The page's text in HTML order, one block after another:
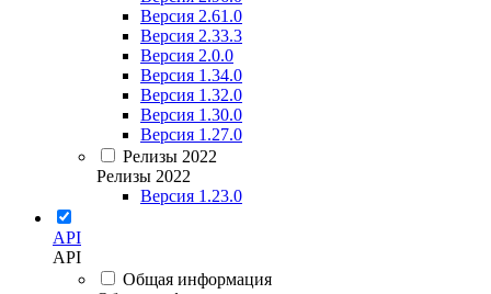
Версия 2.61.0
Версия 2.33.3
Версия 2.0.0
Версия 1.34.0
Версия 1.32.0
Версия 1.30.0
Версия 1.27.0
Релизы 2022
Релизы 2022
Версия 1.23.0
API
API
Общая информация